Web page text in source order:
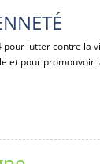
pour lutter contre la
et pour promouvoir